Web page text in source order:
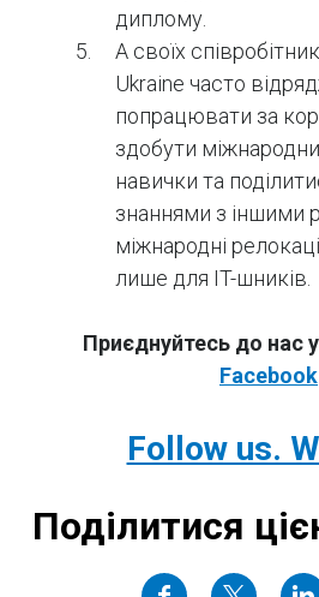
диплому.
А своїх
Ukraine часто
попрацювати за
здобути
навички та
знаннями з іншими
міжнародні
лише для IT-шників.
Приєднуйтесь до нас у
Facebook
Follow us.
Поділитися